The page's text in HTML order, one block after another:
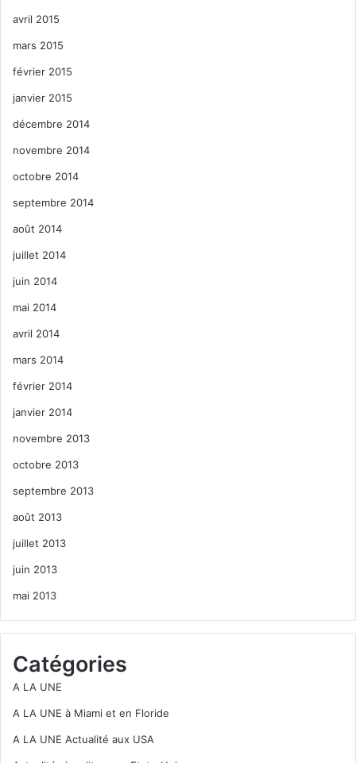
avril 2015
mars 2015
février 2015
janvier 2015
décembre 2014
novembre 2014
octobre 2014
septembre 2014
août 2014
juillet 2014
juin 2014
mai 2014
avril 2014
mars 2014
février 2014
janvier 2014
novembre 2013
octobre 2013
septembre 2013
août 2013
juillet 2013
juin 2013
mai 2013
Catégories
A LA UNE
A LA UNE à Miami et en Floride
A LA UNE Actualité aux USA